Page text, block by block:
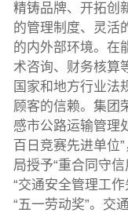
精铸品牌、开拓创
的管理制度、灵活
的内外部环境。在
术咨询、财务核算
国家和地方行业法
顾客的信赖。集团
感市公路运输管理
百日竞赛先进单位
局授予“重合同守
“交通安全管理工
“五一劳动奖”。交